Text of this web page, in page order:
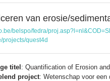
van erosie/
belspo/fedra/
projects/quest4d
titel : Quantification of Erosion
project: Wetenschap voor een